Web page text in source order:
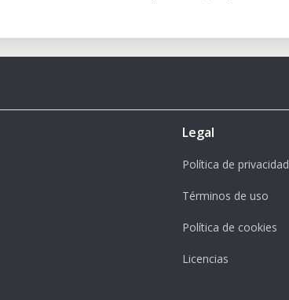
Legal
Política de privacidad
Términos de uso
Política de cookies
Licencias